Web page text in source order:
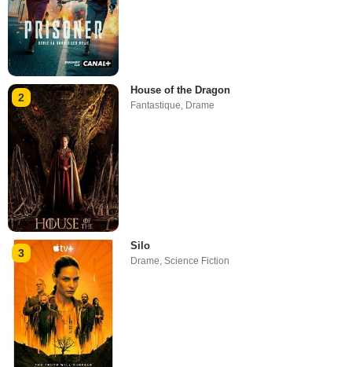
2
House of the Dragon
Fantastique Drame
3
Silo
Drame,Science Fiction